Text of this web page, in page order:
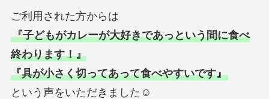
ご利用された方からは
『子どもがカレーが大好きであっという間に食べ
終わります！』
『具が小さく切ってあって食べやすいです』
という声をいただきました☺️